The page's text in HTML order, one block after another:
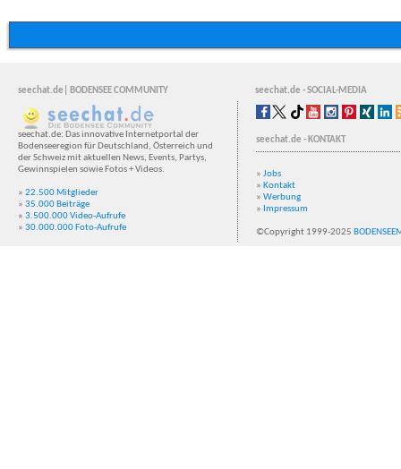
seechat.de| BODENSEE COMMUNITY seechat.de - SOCIAL-MEDIA
seechat.de: Das innovative Internetportal der
Bodenseeregion für Deutschland, Österreich und
der Schweiz mit aktuellen News, Events, Partys,
Gewinnspielen sowie Fotos + Videos.
» 22.500 Mitglieder
» 35.000 Beiträge
» 3.500.000 Video-Aufrufe
» 30.000.000 Foto-Aufrufe
seechat.de - KONTAKT
» Jobs
» Kontakt
» Werbung
» Impressum
©Copyright 1999-2025